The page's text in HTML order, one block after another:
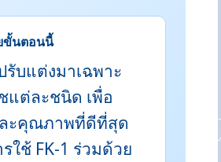
ขั้นตอนนี้
บแต่งมาเฉพาะ
แต่ละชนิด เพื่อ
ะคุณภาพที่ดีที่สุด
ใช้ FK-1 ร่วมด้วย